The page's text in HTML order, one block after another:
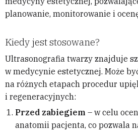
planowanie, monitorowanie i
Kiedy jest stosowane?
Ultrasonografia twarzy znajduje
w medycynie estetycznej. Może
na różnych etapach procedur
i regeneracyjnych:
Przed zabiegiem – w celu
anatomii pacjenta, co pozwala